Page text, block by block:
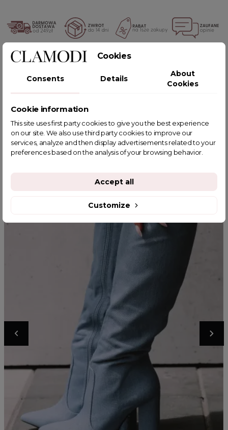
POWIĄZANE TAGI
YOU MIGHT ALSO LIKE
Cookies
Consents Details
About
Cookies
Cookie information
This site uses first party cookies to give you the best experience
on our site. We also use third party cookies to improve our
services, analyze and then display advertisements related to your
preferences based on the analysis of your browsing behavior.
Customize
Accept all